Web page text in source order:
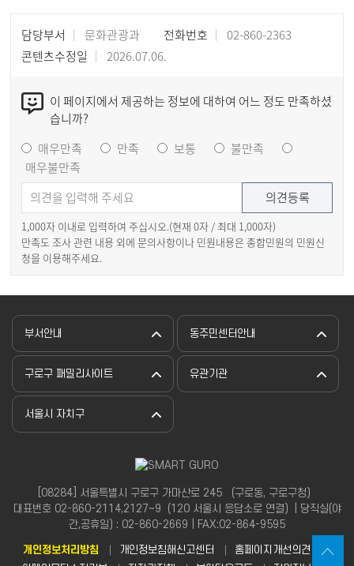
담당부서 문화관광과 전화번호
02-860-2363
콘텐츠수정일
2026.07.06.
이 페이지에서 제공하는 정보에 대하여 어느 정도 만족하셨
습니까?
매우만족
만족 보통
불만족
매우불만족
1,000자 이내로 입력하여 주십시오.(현재 0자 / 최대 1,000자)
만족도 조사 관련 내용 외에 문의사항이나 민원내용은 종합민원의 민원신
청을 이용해주세요.
부서안내 동주민센터안내
구로구 패밀리사이트 유관기관
서울시 자치구
[08284] 서울특별시 구로구 가마산로 245 （구로동, 구로구청）
대표번호 02-860-2114,2127~9（120 서울시 응답소로 연결）| 당직실(야
간,공휴일) : 02-860-2669 | FAX:02-864-9595
개인정보처리방침 개인정보침해신고센터
홈페이지개선의견